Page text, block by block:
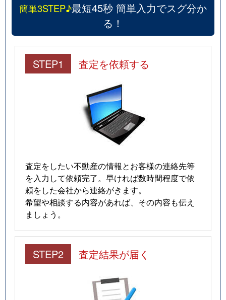
簡単3STEP♪最短45秒 簡単入力でスグ分か
る！
STEP1 査定を依頼する
査定をしたい不動産の情報とお客様の連絡先等
を入力して依頼完了。早ければ数時間程度で依
頼をした会社から連絡がきます。
希望や相談する内容があれば、その内容も伝え
ましょう。
STEP2 査定結果が届く